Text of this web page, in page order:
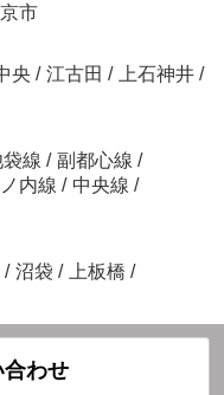
市
央 / 江古田 / 上石神井 /
線 / 副都心線 /
内線 / 中央線 /
/ 沼袋 / 上板橋 /
わせ